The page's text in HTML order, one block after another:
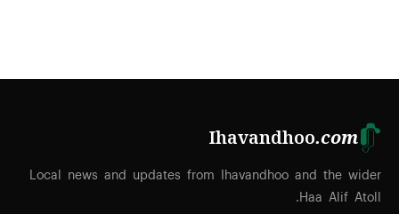
Ihavandhoo.com
Local news and updates from Ihavandhoo and the wider
Haa Alif Atoll.